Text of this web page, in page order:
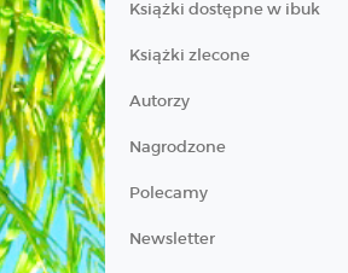
Książki dostępne w ibuk
Książki zlecone
Autorzy
Nagrodzone
Polecamy
Newsletter